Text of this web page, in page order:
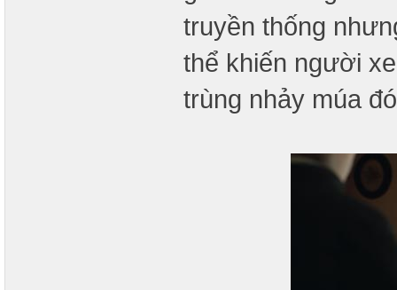
truyền thống
thể khiến người
trùng nhảy múa